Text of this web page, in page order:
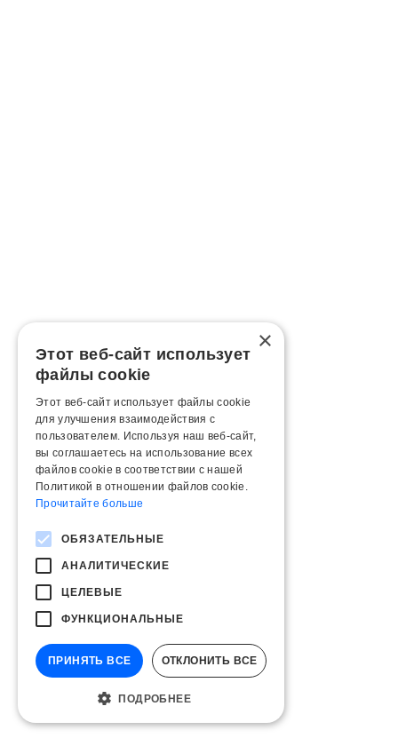
×
Этот веб-сайт использует
файлы cookie
Этот веб-сайт использует файлы cookie
для улучшения взаимодействия с
пользователем. Используя наш веб-сайт,
вы соглашаетесь на использование всех
файлов cookie в соответствии с нашей
Политикой в ​​отношении файлов cookie.
Прочитайте больше
ОБЯЗАТЕЛЬНЫЕ
АНАЛИТИЧЕСКИЕ
ЦЕЛЕВЫЕ
ФУНКЦИОНАЛЬНЫЕ
ПРИНЯТЬ ВСЕ ОТКЛОНИТЬ ВСЕ
ПОДРОБНЕЕ